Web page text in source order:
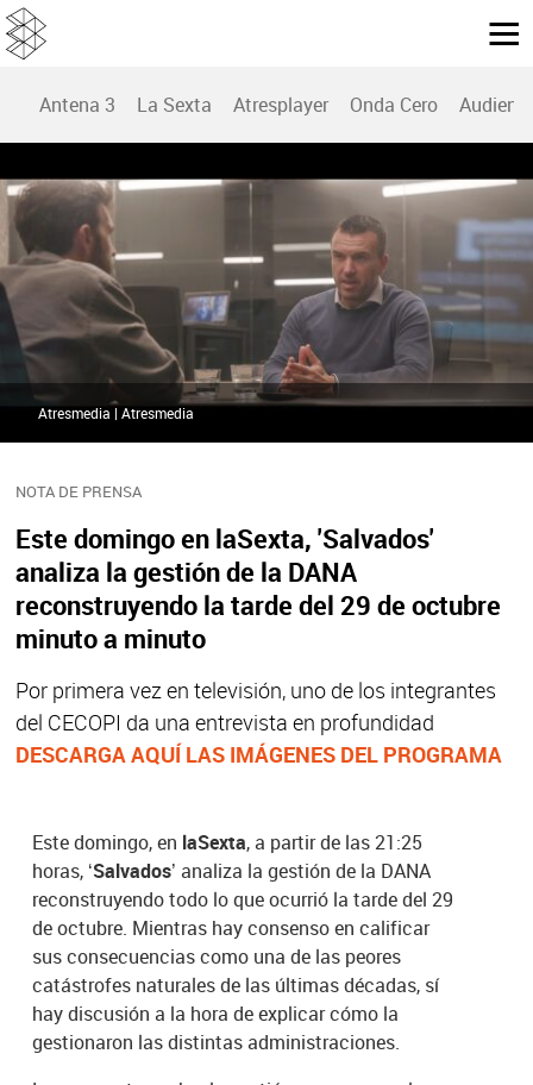
Antena 3 La Sexta Atresplayer Onda Cero
NOTA DE PRENSA
Este domingo en laSexta, 'Salvados'
analiza la gestión de la DANA
reconstruyendo la tarde del 29 de octubre
minuto a minuto
Por primera vez en televisión, uno de los integrantes
del CECOPI da una entrevista en profundidad
DESCARGA AQUÍ LAS IMÁGENES DEL PROGRAMA
Atresmedia | Atresmedia
Este domingo, en laSexta, a partir de las 21:25
horas, ‘Salvados’ analiza la gestión de la DANA
reconstruyendo todo lo que ocurrió la tarde del 29
de octubre. Mientras hay consenso en calificar
sus consecuencias como una de las peores
catástrofes naturales de las últimas décadas, sí
hay discusión a la hora de explicar cómo la
gestionaron las distintas administraciones.